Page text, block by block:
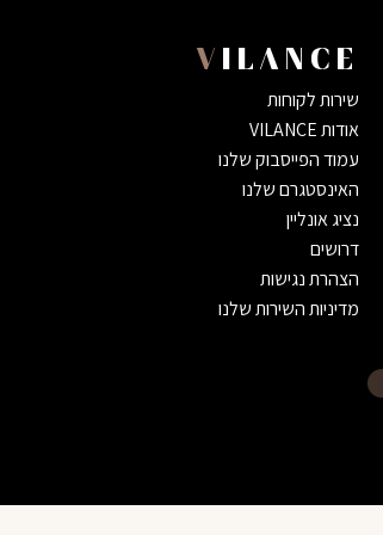
VILANCE
שירות לקוחות
אודות VILANCE
עמוד הפייסבוק שלנו
האינסטגרם שלנו
נציג אונליין
דרושים
הצהרת נגישות
מדיניות השירות שלנו